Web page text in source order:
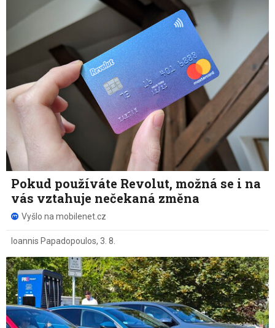
Pokud používáte Revolut, možná se i na
vás vztahuje nečekaná změna
Vyšlo na mobilenet.cz
Ioannis Papadopoulos, 3. 8.